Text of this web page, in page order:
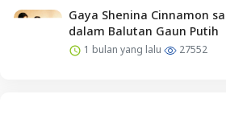
Gaya Shenina Cinnamon
dalam Balutan Gaun Putih
1 bulan yang lalu 27552